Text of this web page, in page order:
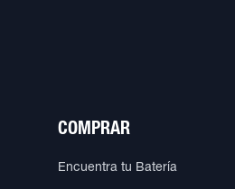
COMPRAR
Encuentra tu Batería